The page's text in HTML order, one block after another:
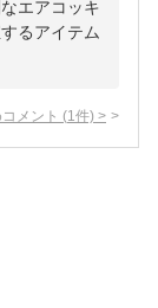
エアコッキ
るアイテム
メント (1 件) >